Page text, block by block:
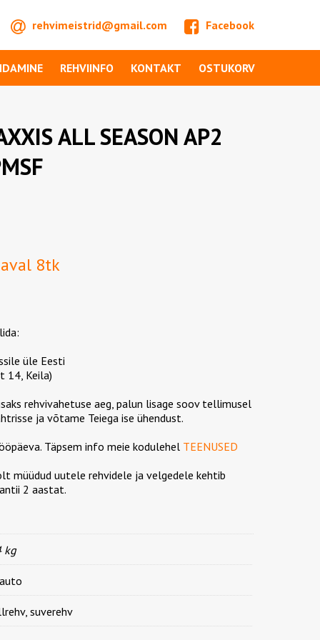
rehvimeistrid@gmail.com Facebook
REHVIINFO KONTAKT OSTUKORV
ALL SEASON AP2
8tk
üle Eesti
14, Keila)
rehvivahetuse aeg, palun lisage soov tellimusel
ja võtame Teiega ise ühendust.
Täpsem info meie kodulehel TEENUSED
müüdud uutele rehvidele ja velgedele kehtib
2 aastat.
kg
suverehv